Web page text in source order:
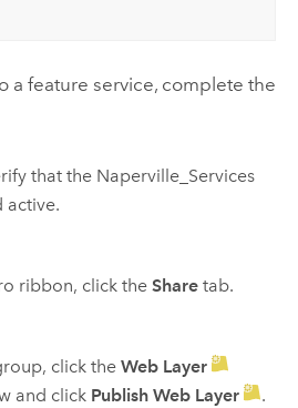
a feature service, complete the
that the Naperville_Services
active.
ribbon, click the Sharetab.
click the Web Layer
and click Publish Web Layer .